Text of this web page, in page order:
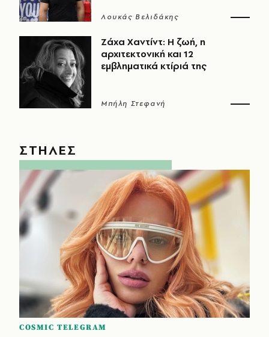
Λουκάς Βελιδάκης
Ζάχα Χαντίντ: Η ζωή, η
αρχιτεκτονική και 12
εμβληματικά κτίριά της
Μπήλη Στεφανή
ΣΤΗΛΕΣ
COSMIC TELEGRAM